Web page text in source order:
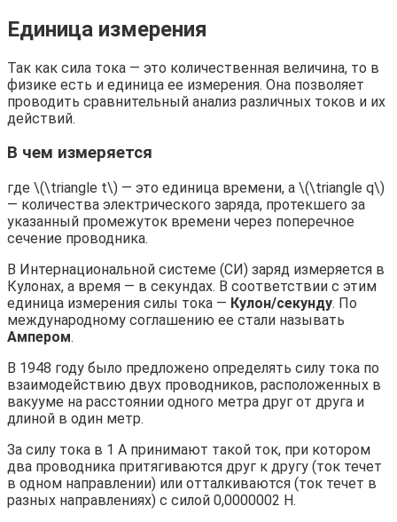
Единица измерения
Так как сила тока — это количественная величина, то в
физике есть и единица ее измерения. Она позволяет
проводить сравнительный анализ различных токов и их
действий.
В чем измеряется
где \(\triangle t\) — это единица времени, а \(\triangle q\)
— количества электрического заряда, протекшего за
указанный промежуток времени через поперечное
сечение проводника.
В Интернациональной системе (СИ) заряд измеряется в
Кулонах, а время — в секундах. В соответствии с этим
единица измерения силы тока — Кулон/секунду. По
международному соглашению ее стали называть
Ампером.
В 1948 году было предложено определять силу тока по
взаимодействию двух проводников, расположенных в
вакууме на расстоянии одного метра друг от друга и
длиной в один метр.
За силу тока в 1 A принимают такой ток, при котором
два проводника притягиваются друг к другу (ток течет
в одном направлении) или отталкиваются (ток течет в
разных направлениях) с силой 0,0000002 H.